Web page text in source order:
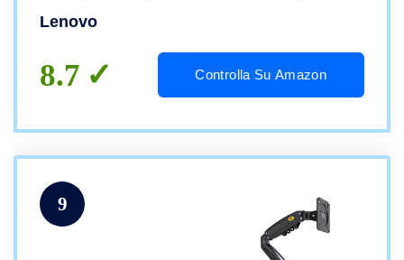
HDMI + VGA) – Black – Esclusiva Amazon
Lenovo
8.7 Controlla Su Amazon
9